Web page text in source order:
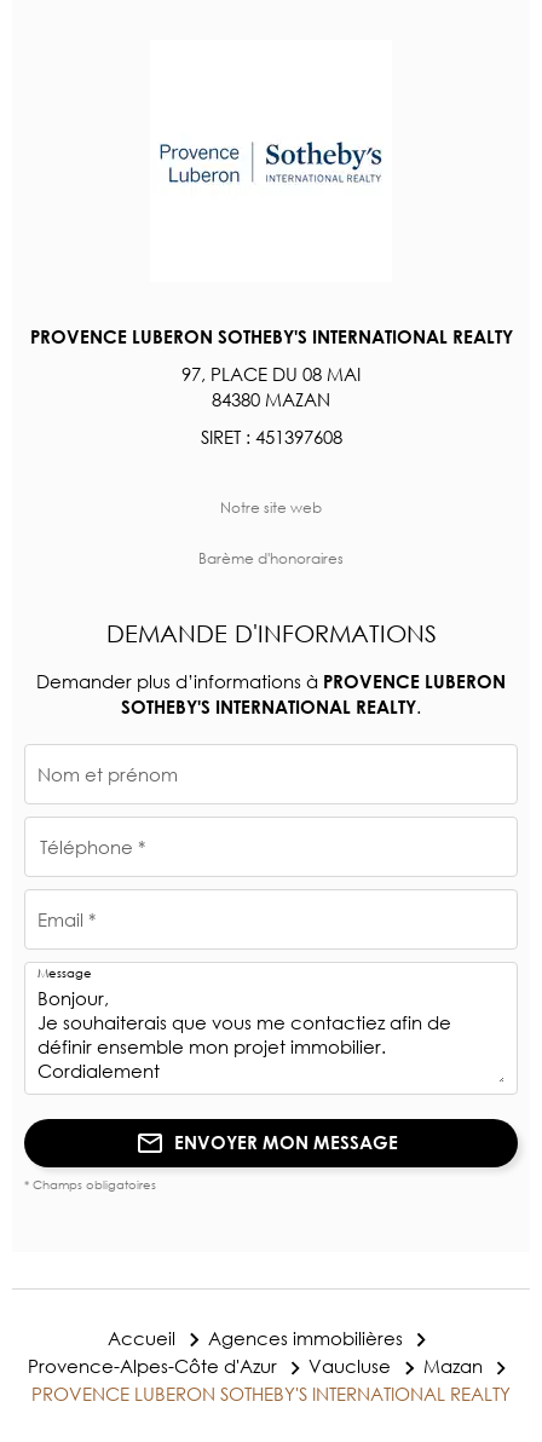
PROVENCE LUBERON SOTHEBY'S INTERNATIONAL REALTY
97, PLACE DU 08 MAI
84380 MAZAN
SIRET : 451397608
Notre site web
Barème d'honoraires
DEMANDE D'INFORMATIONS
Demander plus d’informations à PROVENCE LUBERON
SOTHEBY'S INTERNATIONAL REALTY.
Nom et prénom
Téléphone *
Email *
Message
ENVOYER MON MESSAGE
* Champs obligatoires
Accueil
Agences immobilières
Provence-Alpes-Côte d'Azur
Vaucluse
Mazan
PROVENCE LUBERON SOTHEBY'S INTERNATIONAL REALTY